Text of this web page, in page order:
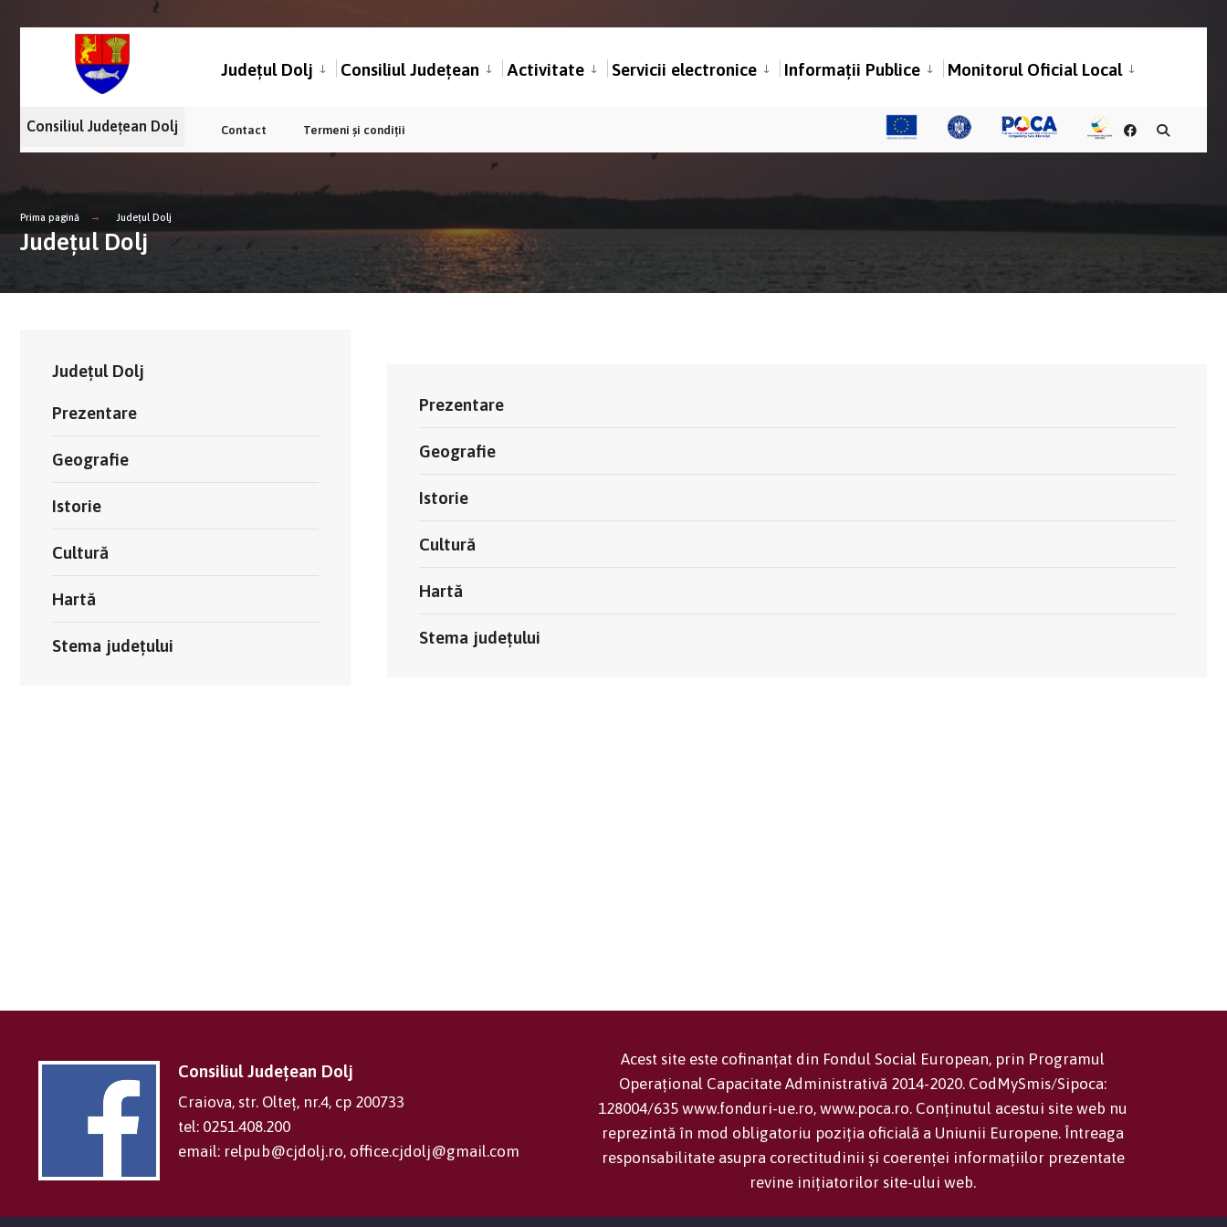
Județul Dolj Consiliul Județean Activitate Servicii electronice Informații Publice Monitorul Oficial Local
Consiliul Județean Dolj Contact Termeni și condiții
Prima pagină Județul Dolj
Județul Dolj
Prezentare
Geografie
Istorie
Cultură
Hartă
Stema județului
Județul Dolj
Prezentare
Geografie
Istorie
Cultură
Hartă
Stema județului
Consiliul Județean Dolj
Craiova, str. Olteț, nr.4, cp 200733
tel: 0251.408.200
email: relpub@cjdolj.ro, office.cjdolj@gmail.com
Acest site este cofinanțat din Fondul Social European, prin Programul
Operațional Capacitate Administrativă 2014-2020. CodMySmis/Sipoca:
128004/635 www.fonduri-ue.ro, www.poca.ro. Conținutul acestui site web nu
reprezintă în mod obligatoriu poziția oficială a Uniunii Europene. Întreaga
responsabilitate asupra corectitudinii și coerenței informațiilor prezentate
revine inițiatorilor site-ului web.